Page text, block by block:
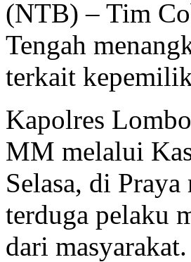
(NTB) – Tim
Tengah
terkait
Kapolres
MM melalui
Selasa, di
terduga pelaku
dari masyarakat.